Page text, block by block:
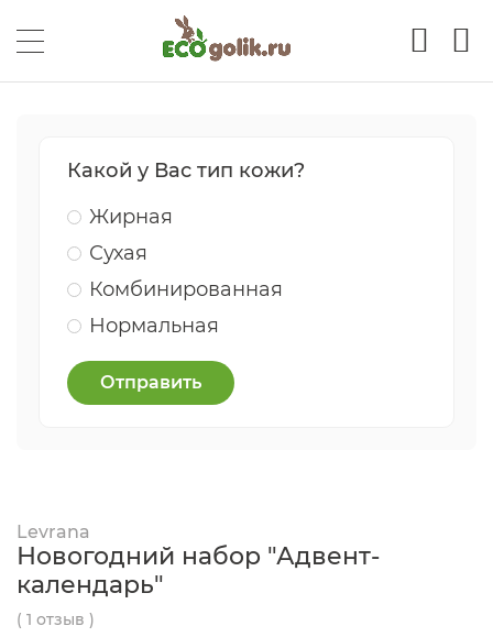
Какой у Вас тип кожи?
Жирная
Сухая
Комбинированная
Нормальная
Отправить
Levrana
Новогодний набор "Адвент-
календарь"
( 1 отзыв )